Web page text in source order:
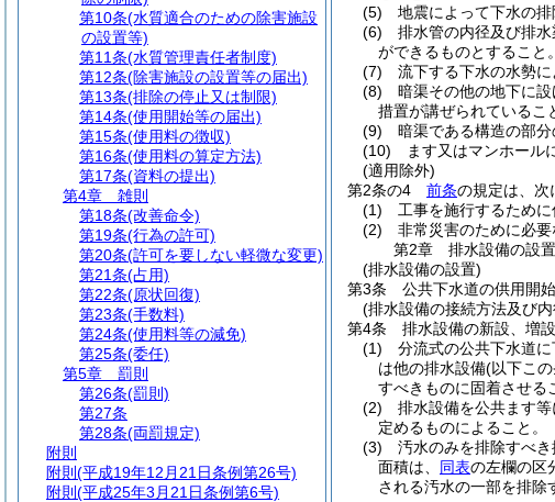
(5)
地震によって下水の
(6)
排水管の内径及び排
ができるものとすること。
(7)
流下する下水の水勢
(8)
暗渠その他の地下に
措置が講ぜられているこ
(9)
暗渠である構造の部
(10)
ます又はマンホール
(適用除外)
第2条の4
前条の規定は、次
(1)
工事を施行するため
(2)
非常災害のために必
第2章
排水設備の設
(排水設備の設置)
第3条
公共下水道の供用開
(排水設備の接続方法及び
第4条
排水設備の新設、増
(1)
分流式の公共下水道
は他の排水設備(以下こ
すべきものに固着させる
(2)
排水設備を公共ます
定めるものによること。
(3)
汚水のみを排除すべ
面積は、 同表の左欄の区
される汚水の一部を排除
第10条(水質適合のための除害施設
の設置等)
第11条(水質管理責任者制度)
第12条(除害施設の設置等の届出)
第13条(排除の停止又は制限)
第14条(使用開始等の届出)
第15条(使用料の徴収)
第16条(使用料の算定方法)
第17条(資料の提出)
第4章
雑則
第18条(改善命令)
第19条(行為の許可)
第20条(許可を要しない軽微な変更)
第21条(占用)
第22条(原状回復)
第23条(手数料)
第24条(使用料等の減免)
第25条(委任)
第5章
罰則
第26条(罰則)
第27条
第28条(両罰規定)
附則
附則 (平成19年12月21日条例第26号)
附則 (平成25年3月21日条例第6号)